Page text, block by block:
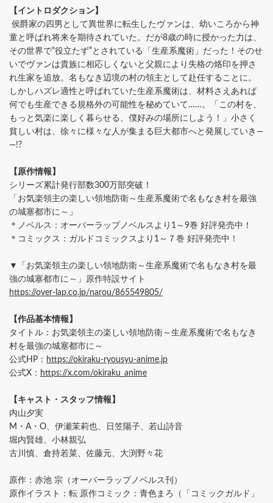
【イントロダクション】
侯爵家の四男として異世界に転生したヴァンは、幼いころから神
童と呼ばれ将来を期待されていた。だが8歳の時に授かった力は、
その世界で“役立たず”とされている「生産系魔術」だった！そのせ
いでヴァンは貴族に相応しくないと父親により失格の烙印を押さ
れ生家を追放。名もなき辺境の村の領主として赴任することに。
しかしハズレ適性と呼ばれていた生産系魔術は、材料さえあれば
何でも生産できる規格外の可能性を秘めていて……。「この村を、
もっと気楽に楽しく暮らせる、僕好みの場所にしよう！」小さく
貧しい村は、徐々に様々な人が集まる巨大都市へと発展していき―
―!?
【原作情報】
シリーズ累計発行部数300万部突破！
「お気楽領主の楽しい領地防衛～生産系魔術で名もなき村を最強
の城塞都市に～」
＊ノベルス：オーバーラップノベルスより1～9巻 好評発売中！
＊コミックス：ガルドコミックスより1～７巻 好評発売中！
▼「お気楽領主の楽しい領地防衛～生産系魔術で名もなき村を最
強の城塞都市に～」原作特設サイト
https://over-lap.co.jp/narou/865549805/
【作品基本情報】
タイトル：お気楽領主の楽しい領地防衛～生産系魔術で名もなき
村を最強の城塞都市に～
公式HP： https://okiraku-ryousyu-anime.jp
公式X： https://x.com/okiraku_anime
【キャスト・スタッフ情報】
内山夕実
M・A・O、伊瀬茉莉也、日笠陽子、若山詩音
堀内賢雄、小林親弘
古川慎、倉持若菜、佐藤元、大渕野々花
原作：赤池 宗（オーバーラップノベルス刊）
原作イラスト：転 原作コミック：青色まろ（「コミックガルド」